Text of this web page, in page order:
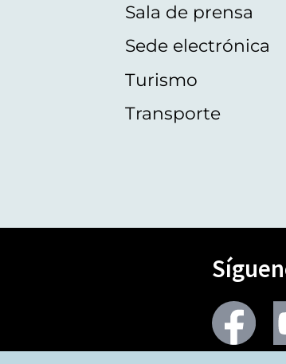
Sala de prensa
Sede electrónica
Turismo
Transporte
en